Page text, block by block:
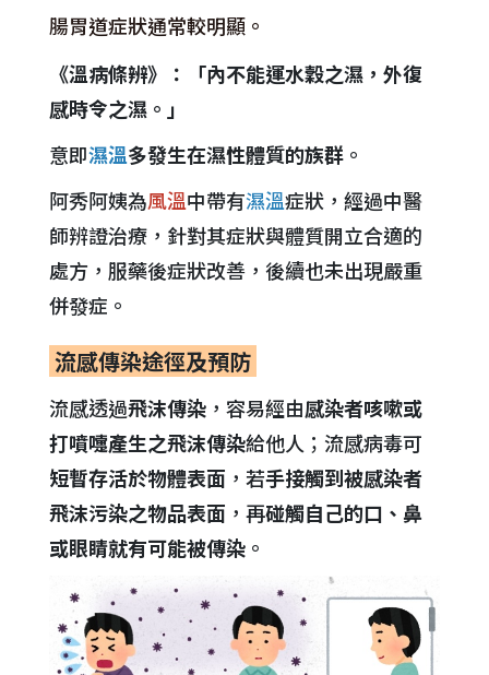
腸胃道症狀通常較明顯。
《溫病條辨》：「內不能運水穀之濕，外復
感時令之濕。」
意即濕溫多發生在濕性體質的族群 。
阿秀阿姨為風溫中帶有濕溫症狀，經過中醫
師辨證治療，針對其症狀與體質開立合適的
處方，服藥後症狀改善，後續也未出現嚴重
併發症。
流感傳染途徑及預防
流感透過飛沫傳染 ，容易經由感染者咳嗽或
打噴嚏產生之飛沫傳染給他人；流感病毒可
短暫存活於物體表面 ，若手接觸到被感染者
飛沫污染之物品表面 ，再碰觸自己的口、鼻
或眼睛就有可能被傳染 。